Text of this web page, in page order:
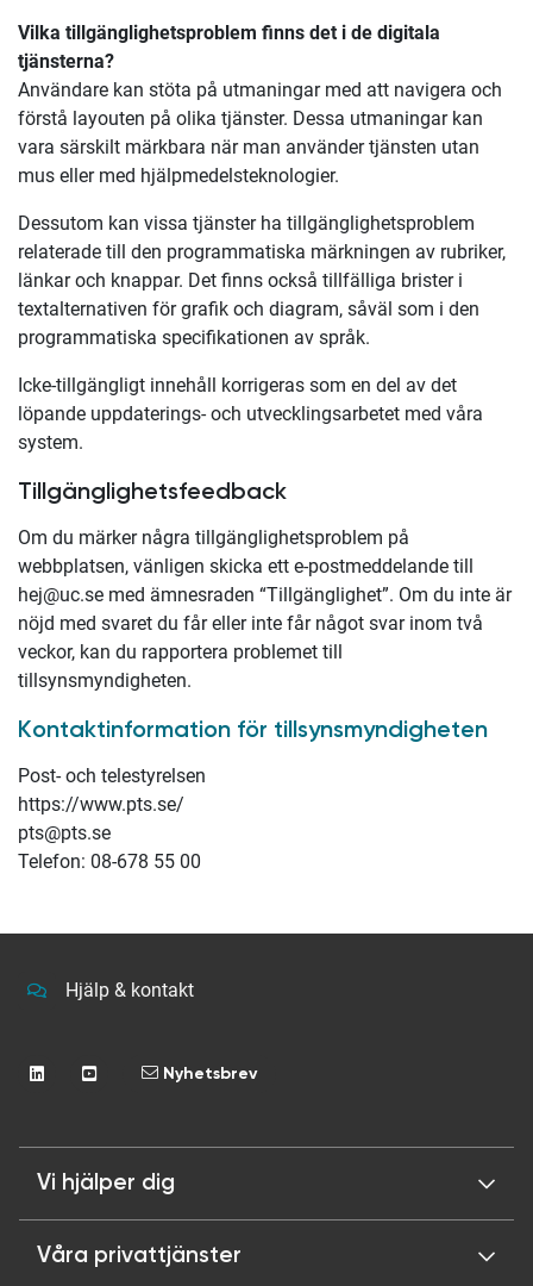
Vilka tillgänglighetsproblem finns det i de digitala
tjänsterna?
Användare kan stöta på utmaningar med att navigera och
förstå layouten på olika tjänster. Dessa utmaningar kan
vara särskilt märkbara när man använder tjänsten utan
mus eller med hjälpmedelsteknologier.
Dessutom kan vissa tjänster ha tillgänglighetsproblem
relaterade till den programmatiska märkningen av rubriker,
länkar och knappar. Det finns också tillfälliga brister i
textalternativen för grafik och diagram, såväl som i den
programmatiska specifikationen av språk.
Icke-tillgängligt innehåll korrigeras som en del av det
löpande uppdaterings- och utvecklingsarbetet med våra
system.
Tillgänglighetsfeedback
Om du märker några tillgänglighetsproblem på
webbplatsen, vänligen skicka ett e-postmeddelande till
hej@uc.se med ämnesraden “Tillgänglighet”. Om du inte är
nöjd med svaret du får eller inte får något svar inom två
veckor, kan du rapportera problemet till
tillsynsmyndigheten.
Kontaktinformation för tillsynsmyndigheten
Post- och telestyrelsen
https://www.pts.se/
pts@pts.se
Telefon: 08-678 55 00
Hjälp & kontakt
Nyhetsbrev
Vi hjälper dig
Våra privattjänster